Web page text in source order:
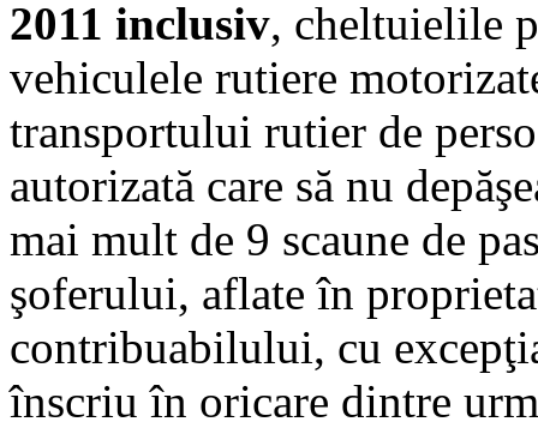
2011 inclusiv, cheltuielile
vehiculele rutiere
transportului rutier de
autorizată care să nu
mai mult de 9 scaune de
şoferului, aflate în
contribuabilului, cu
înscriu în oricare dintre